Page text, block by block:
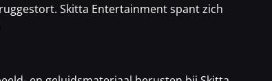
Skitta Entertainment spant zich